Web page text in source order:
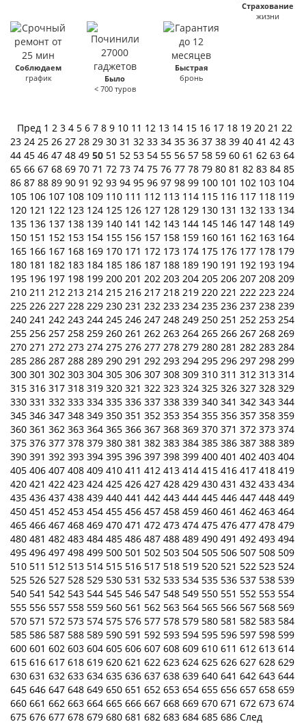
Страхование
жизни
Соблюдаем
график
Было
< 700 туров
Быстрая
бронь
Пред 1 2 3 4 5 6 7 8 9 10 11 12 13 14 15 16 17 18 19 20 21 22
23 24 25 26 27 28 29 30 31 32 33 34 35 36 37 38 39 40 41 42 43
44 45 46 47 48 49 50 51 52 53 54 55 56 57 58 59 60 61 62 63 64
65 66 67 68 69 70 71 72 73 74 75 76 77 78 79 80 81 82 83 84 85
86 87 88 89 90 91 92 93 94 95 96 97 98 99 100 101 102 103 104
105 106 107 108 109 110 111 112 113 114 115 116 117 118 119
120 121 122 123 124 125 126 127 128 129 130 131 132 133 134
135 136 137 138 139 140 141 142 143 144 145 146 147 148 149
150 151 152 153 154 155 156 157 158 159 160 161 162 163 164
165 166 167 168 169 170 171 172 173 174 175 176 177 178 179
180 181 182 183 184 185 186 187 188 189 190 191 192 193 194
195 196 197 198 199 200 201 202 203 204 205 206 207 208 209
210 211 212 213 214 215 216 217 218 219 220 221 222 223 224
225 226 227 228 229 230 231 232 233 234 235 236 237 238 239
240 241 242 243 244 245 246 247 248 249 250 251 252 253 254
255 256 257 258 259 260 261 262 263 264 265 266 267 268 269
270 271 272 273 274 275 276 277 278 279 280 281 282 283 284
285 286 287 288 289 290 291 292 293 294 295 296 297 298 299
300 301 302 303 304 305 306 307 308 309 310 311 312 313 314
315 316 317 318 319 320 321 322 323 324 325 326 327 328 329
330 331 332 333 334 335 336 337 338 339 340 341 342 343 344
345 346 347 348 349 350 351 352 353 354 355 356 357 358 359
360 361 362 363 364 365 366 367 368 369 370 371 372 373 374
375 376 377 378 379 380 381 382 383 384 385 386 387 388 389
390 391 392 393 394 395 396 397 398 399 400 401 402 403 404
405 406 407 408 409 410 411 412 413 414 415 416 417 418 419
420 421 422 423 424 425 426 427 428 429 430 431 432 433 434
435 436 437 438 439 440 441 442 443 444 445 446 447 448 449
450 451 452 453 454 455 456 457 458 459 460 461 462 463 464
465 466 467 468 469 470 471 472 473 474 475 476 477 478 479
480 481 482 483 484 485 486 487 488 489 490 491 492 493 494
495 496 497 498 499 500 501 502 503 504 505 506 507 508 509
510 511 512 513 514 515 516 517 518 519 520 521 522 523 524
525 526 527 528 529 530 531 532 533 534 535 536 537 538 539
540 541 542 543 544 545 546 547 548 549 550 551 552 553 554
555 556 557 558 559 560 561 562 563 564 565 566 567 568 569
570 571 572 573 574 575 576 577 578 579 580 581 582 583 584
585 586 587 588 589 590 591 592 593 594 595 596 597 598 599
600 601 602 603 604 605 606 607 608 609 610 611 612 613 614
615 616 617 618 619 620 621 622 623 624 625 626 627 628 629
630 631 632 633 634 635 636 637 638 639 640 641 642 643 644
645 646 647 648 649 650 651 652 653 654 655 656 657 658 659
660 661 662 663 664 665 666 667 668 669 670 671 672 673 674
675 676 677 678 679 680 681 682 683 684 685 686 След